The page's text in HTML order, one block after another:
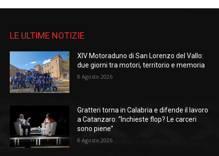
LE ULTIME NOTIZIE
XIV Motoraduno di San Lorenzo del Vallo:
due giorni tra motori, territorio e memoria
8 Agosto 2026
Gratteri torna in Calabria e difende il lavoro
a Catanzaro: “Inchieste flop? Le carceri
sono piene”
8 Agosto 2026